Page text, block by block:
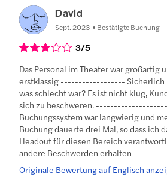
David
Sept. 2023 Bestätigte Buchung
3/5
Das Personal im Theater war großartig
erstklassig ------------------ Sicherlich
was schlecht war? Es ist nicht klug,
sich zu beschweren.
Buchungssystem war langwierig und
Buchung dauerte drei Mal, so dass ich
Headout für diesen Bereich
andere Beschwerden erhalten
Originale Bewertung auf Englisch